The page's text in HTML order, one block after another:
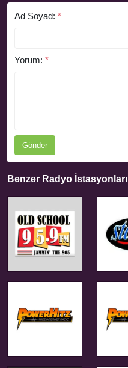
Ad Soyad: *
Yorum: *
Gönder
Benzer Radyo İstasyonları